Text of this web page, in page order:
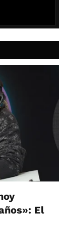
El